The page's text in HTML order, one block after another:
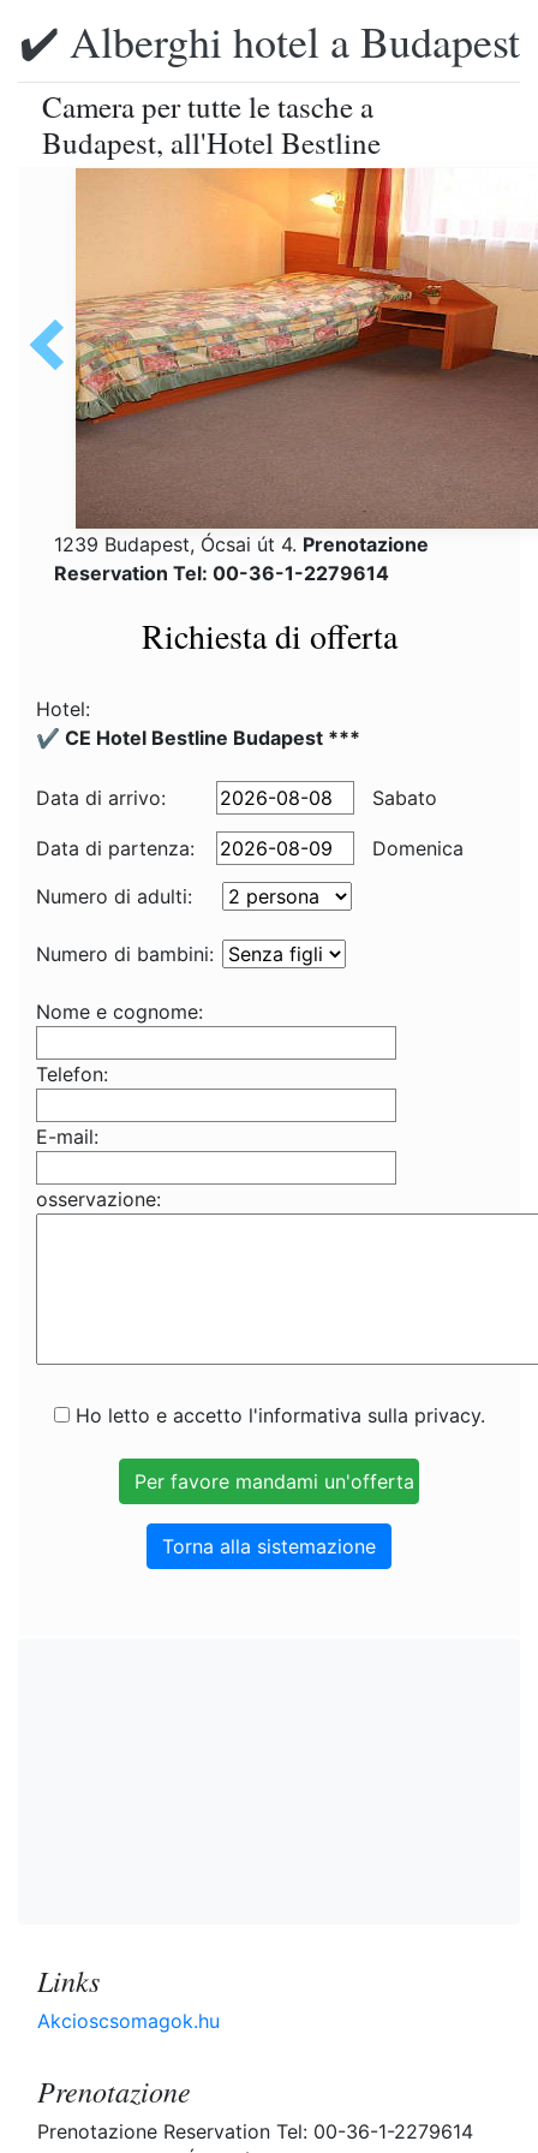
✔️ Alberghi hotel a Budapest
Camera per tutte le tasche a
Budapest, all'Hotel Bestline
1239 Budapest, Ócsai út 4. Prenotazione
Reservation Tel: 00-36-1-2279614
Richiesta di offerta
Hotel:
✔️ CE Hotel Bestline Budapest ***
Data di arrivo: Sabato
Data di partenza:
Domenica
Numero di adulti:
Numero di bambini:
Nome e cognome:
Telefon:
E-mail:
osservazione:
Ho letto e accetto l'informativa sulla privacy.
Torna alla sistemazione
Links
Akcioscsomagok.hu
Prenotazione
Prenotazione Reservation Tel: 00-36-1-2279614